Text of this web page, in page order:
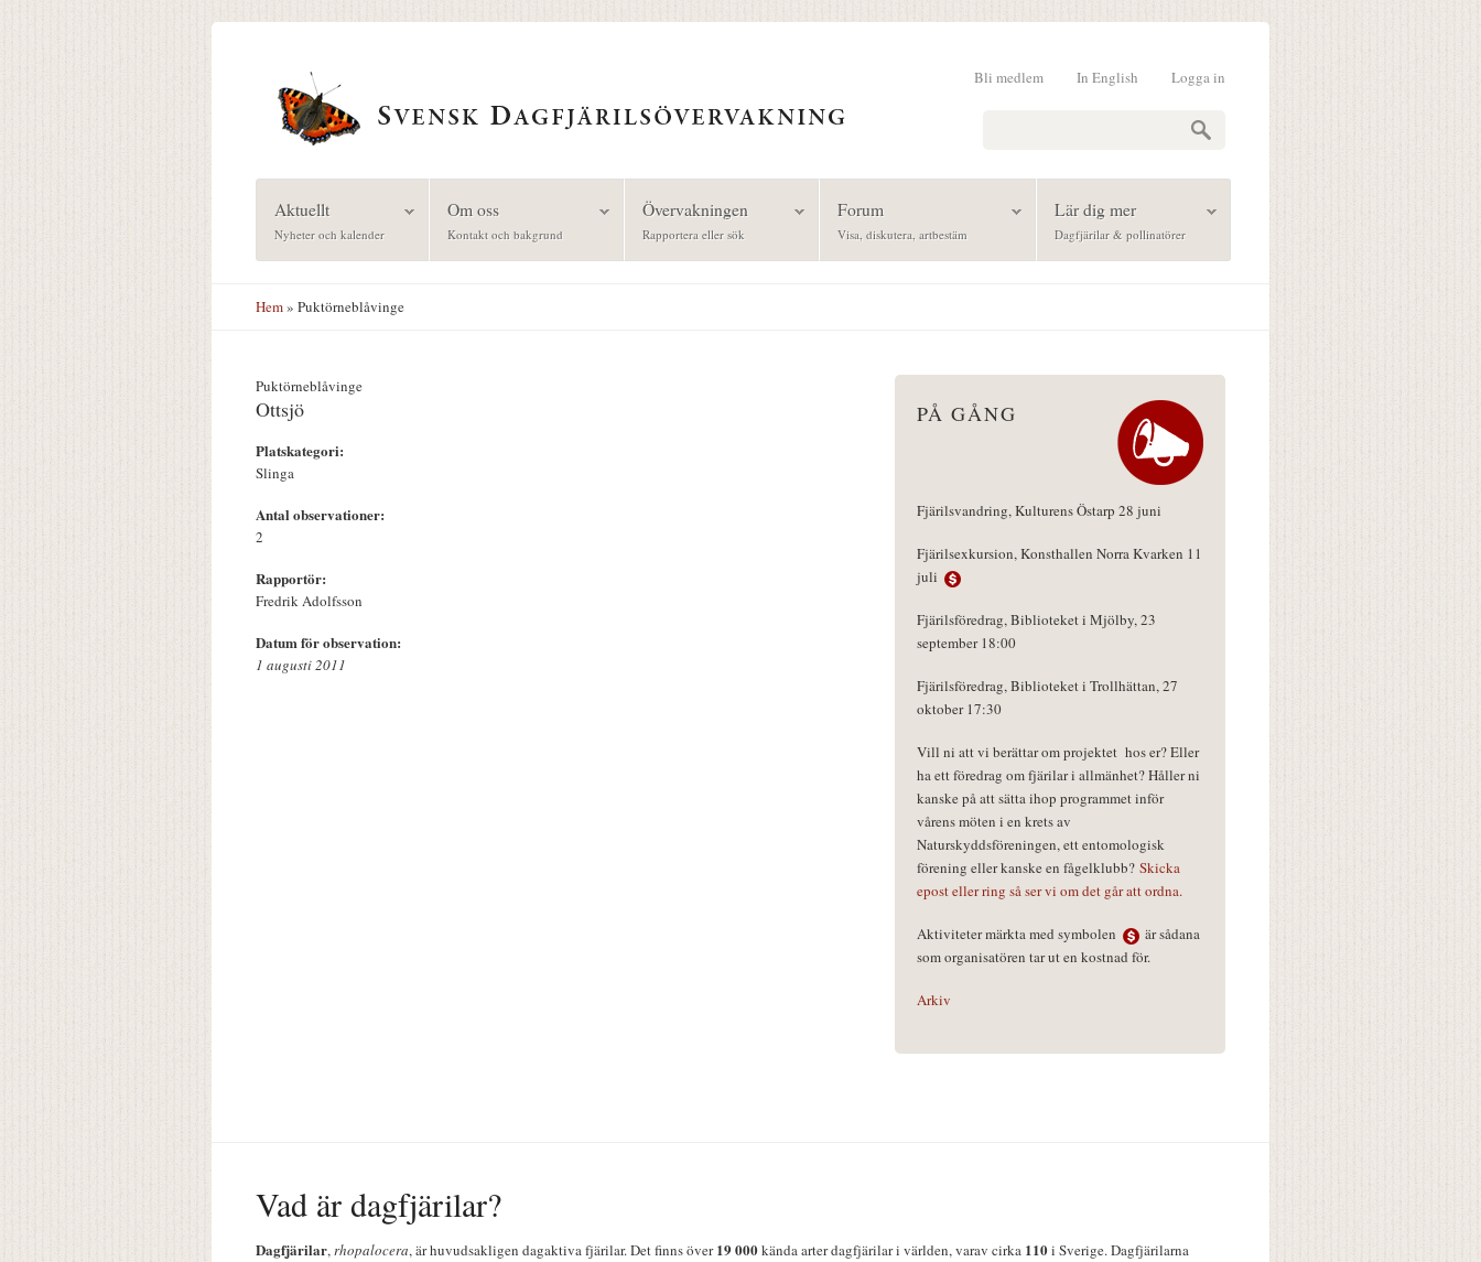
Logga in
In English
Bli medlem
Aktuellt
Nyheter och kalender
Om oss
Kontakt och bakgrund
Övervakningen
Rapportera eller sök
Forum
Visa, diskutera, artbestäm
Lär dig mer
Dagfjärilar & pollinatörer
Hem» Puktörneblåvinge
Puktörneblåvinge
Ottsjö
Platskategori:
Slinga
Antal observationer:
2
Rapportör:
Fredrik Adolfsson
Datum för observation:
1 augusti 2011
PÅ GÅNG
Fjärilsvandring, Kulturens Östarp 28 juni
Fjärilsexkursion, Konsthallen Norra Kvarken 11
juli
Fjärilsföredrag, Biblioteket i Mjölby, 23
september 18:00
Fjärilsföredrag, Biblioteket i Trollhättan, 27
oktober 17:30
Vill ni att vi berättar om projektet hos er? Eller
ha ett föredrag om fjärilar i allmänhet? Håller ni
kanske på att sätta ihop programmet inför
vårens möten i en krets av
Naturskyddsföreningen, ett entomologisk
förening eller kanske en fågelklubb? Skicka
epost eller ring så ser vi om det går att ordna.
Aktiviteter märkta med symbolen
är sådana
som organisatören tar ut en kostnad för.
Arkiv
Vad är dagfjärilar?
Dagfjärilar,rhopalocera, är huvudsakligen dagaktiva fjärilar. Det finns över19 000kända arter dagfjärilar i världen, varav cirka 110i Sverige. Dagfjärilarna